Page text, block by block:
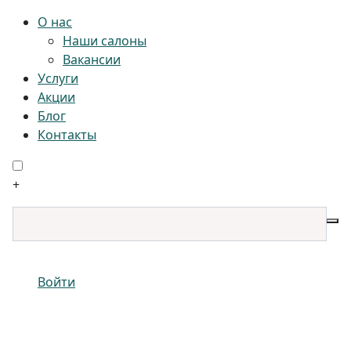
О нас
Наши салоны
Вакансии
Услуги
Акции
Блог
Контакты
+
Войти